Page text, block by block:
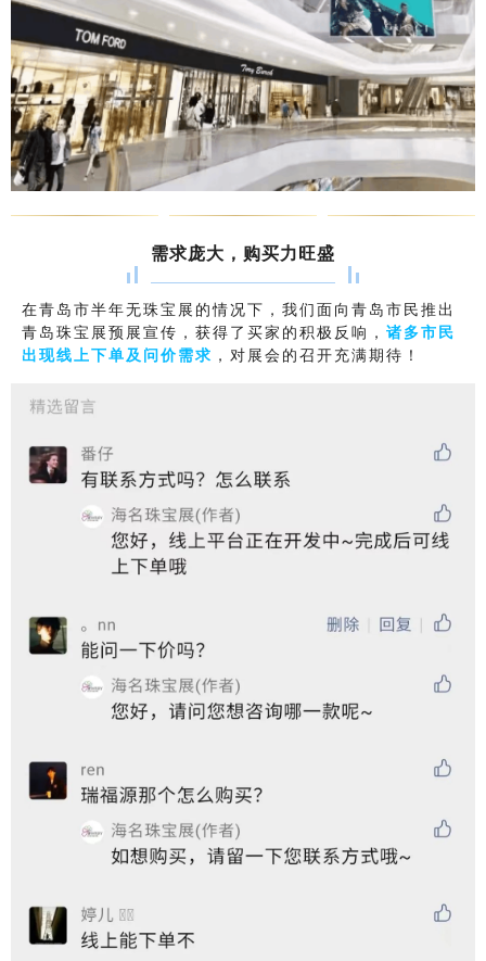
需求庞大，购买力旺盛
在青岛市半年无珠宝展的情况下，我们面向青岛市民推出
青岛珠宝展预展宣传，获得了买家的积极反响， 诸多市民
出现线上下单及问价需求 ，对展会的召开充满期待！